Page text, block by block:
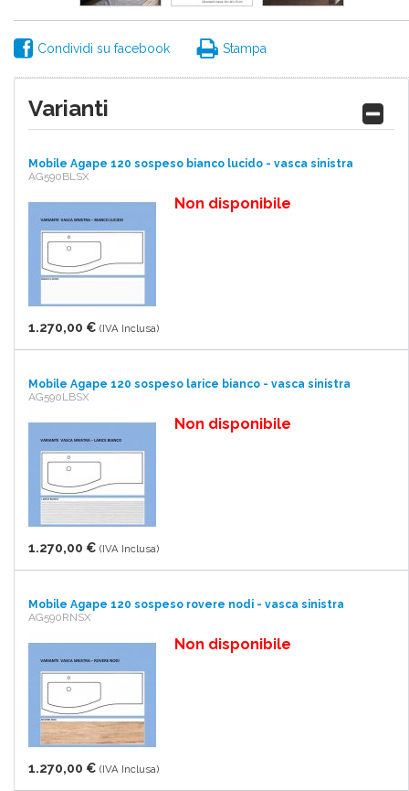
Condividi su facebook Stampa
Varianti
Mobile Agape 120 sospeso bianco lucido - vasca sinistra
AG590BLSX
Non disponibile
1.270,00 € (IVA Inclusa)
Mobile Agape 120 sospeso larice bianco - vasca sinistra
AG590LBSX
Non disponibile
1.270,00 € (IVA Inclusa)
Mobile Agape 120 sospeso rovere nodi - vasca sinistra
AG590RNSX
Non disponibile
1.270,00 € (IVA Inclusa)